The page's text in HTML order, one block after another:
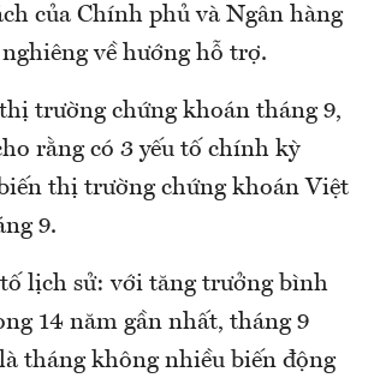
của Chính phủ và Ngân hàng
về hướng hỗ trợ.
trường chứng khoán tháng 9,
rằng có 3 yếu tố chính kỳ
thị trường chứng khoán Việt
9.
lịch sử: với tăng trưởng bình
14 năm gần nhất, tháng 9
tháng không nhiều biến động